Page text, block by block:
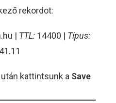
rekordot:
| TTL: 14400 | Típus:
kattintsunk a Save